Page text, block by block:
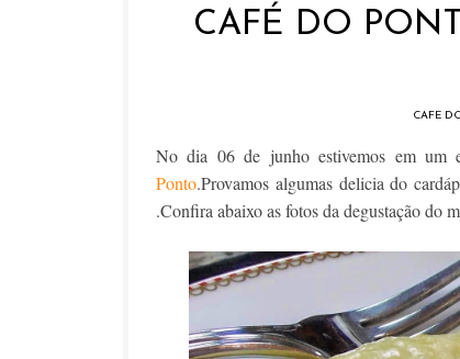
CAFÉ DO
CAFE
No dia 06 de junho estivemos em um
Ponto.Provamos algumas delicia do
.Confira abaixo as fotos da degustação do